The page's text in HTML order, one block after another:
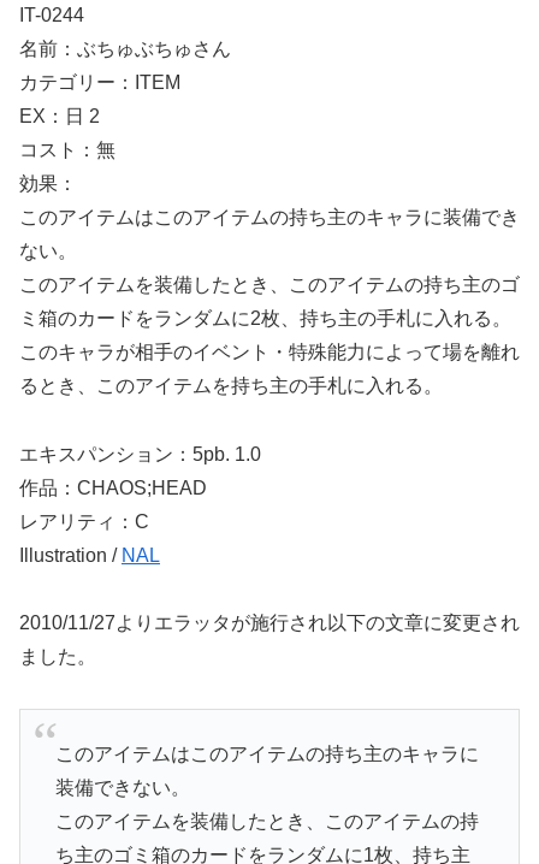
IT-0244
名前：ぶちゅぶちゅさん
カテゴリー：ITEM
EX：日 2
コスト：無
効果：
このアイテムはこのアイテムの持ち主のキャラに装備でき
ない。
このアイテムを装備したとき、このアイテムの持ち主のゴ
ミ箱のカードをランダムに2枚、持ち主の手札に入れる。
このキャラが相手のイベント・特殊能力によって場を離れ
るとき、このアイテムを持ち主の手札に入れる。
エキスパンション：5pb. 1.0
作品：CHAOS;HEAD
レアリティ：C
Illustration / NAL
2010/11/27よりエラッタが施行され以下の文章に変更され
ました。
このアイテムはこのアイテムの持ち主のキャラに
装備できない。
このアイテムを装備したとき、このアイテムの持
ち主のゴミ箱のカードをランダムに1枚、持ち主